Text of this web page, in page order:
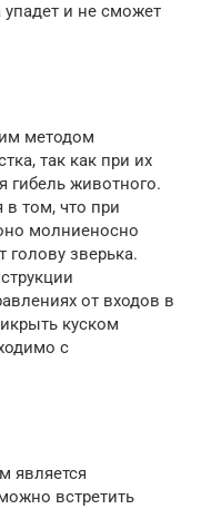
упадет и не сможет
методом
так как при их
гибель животного.
в том, что при
молниеносно
зверька.
от входов в
куском
с
является
встретить